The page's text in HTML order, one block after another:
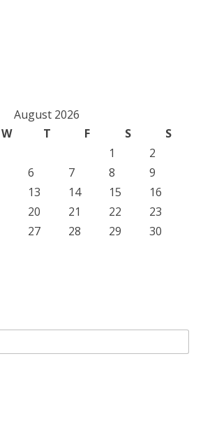
August 2026
W T F S
S
1
2
6 7 8
9
13 14 15
16
20 21 22
23
27 28 29
30